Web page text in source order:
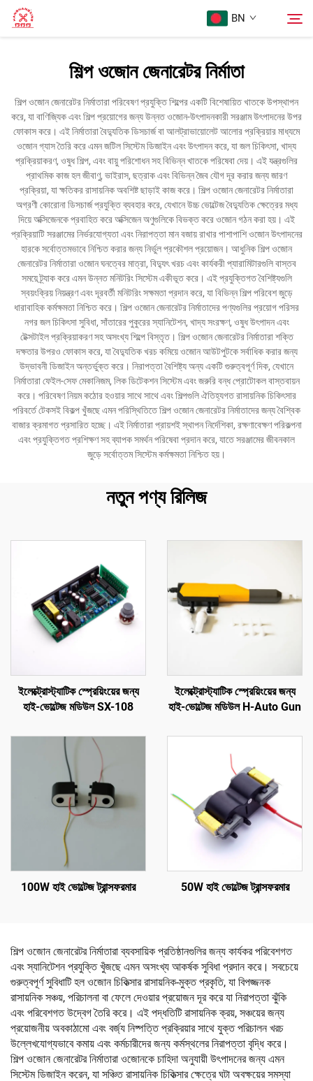
BN
পণ্য
আমাদের সম্পর্কে
মামলা
আমাদের সাথে যোগাযোগ করুন
অনুসন্ধান
শিল্প ওজোন জেনারেটর নির্মাতা
শিল্প ওজোন জেনারেটর নির্মাতারা পরিবেষণ প্রযুক্তি শিল্পের একটি বিশেষায়িত খাতকে উপস্থাপন
করে, যা বাণিজ্যিক এবং শিল্প প্রয়োগের জন্য উন্নত ওজোন-উৎপাদনকারী সরঞ্জাম উৎপাদনের উপর
ফোকাস করে। এই নির্মাতারা বৈদ্যুতিক ডিসচার্জ বা আলট্রাভায়োলেট আলোর প্রক্রিয়ার মাধ্যমে
ওজোন গ্যাস তৈরি করে এমন জটিল সিস্টেম ডিজাইন এবং উৎপাদন করে, যা জল চিকিৎসা, খাদ্য
প্রক্রিয়াকরণ, ওষুধ শিল্প, এবং বায়ু পরিশোধন সহ বিভিন্ন খাতকে পরিষেবা দেয়। এই যন্ত্রগুলির
প্রাথমিক কাজ হল জীবাণু, ভাইরাস, ছত্রাক এবং বিভিন্ন জৈব যৌগ দূর করার জন্য জারণ
প্রক্রিয়া, যা ক্ষতিকর রাসায়নিক অবশিষ্ট ছাড়াই কাজ করে। শিল্প ওজোন জেনারেটর নির্মাতারা
অগ্রণী কোরোনা ডিসচার্জ প্রযুক্তি ব্যবহার করে, যেখানে উচ্চ ভোল্টেজ বৈদ্যুতিক ক্ষেত্রের মধ্য
দিয়ে অক্সিজেনকে প্রবাহিত করে অক্সিজেন অণুগুলিকে বিভক্ত করে ওজোন গঠন করা হয়। এই
প্রক্রিয়াটি সরঞ্জামের নির্ভরযোগ্যতা এবং নিরাপত্তা মান বজায় রাখার পাশাপাশি ওজোন উৎপাদনের
হারকে সর্বোত্তমভাবে নিশ্চিত করার জন্য নির্ভুল প্রকৌশল প্রয়োজন। আধুনিক শিল্প ওজোন
জেনারেটর নির্মাতারা ওজোন ঘনত্বের মাত্রা, বিদ্যুৎ খরচ এবং কার্যকরী প্যারামিটারগুলি বাস্তব
সময়ে ট্র্যাক করে এমন উন্নত মনিটরিং সিস্টেম একীভূত করে। এই প্রযুক্তিগত বৈশিষ্ট্যগুলি
স্বয়ংক্রিয় নিয়ন্ত্রণ এবং দূরবর্তী মনিটরিং সক্ষমতা প্রদান করে, যা বিভিন্ন শিল্প পরিবেশ জুড়ে
ধারাবাহিক কর্মক্ষমতা নিশ্চিত করে। শিল্প ওজোন জেনারেটর নির্মাতাদের পণ্যগুলির প্রয়োগ পরিসর
নগর জল চিকিৎসা সুবিধা, সাঁতারের পুকুরের স্যানিটেশন, খাদ্য সংরক্ষণ, ওষুধ উৎপাদন এবং
টেক্সটাইল প্রক্রিয়াকরণ সহ অসংখ্য শিল্পে বিস্তৃত। শিল্প ওজোন জেনারেটর নির্মাতারা শক্তি
দক্ষতার উপরও ফোকাস করে, যা বৈদ্যুতিক খরচ কমিয়ে ওজোন আউটপুটকে সর্বাধিক করার জন্য
উদ্ভাবনী ডিজাইন অন্তর্ভুক্ত করে। নিরাপত্তা বৈশিষ্ট্য অন্য একটি গুরুত্বপূর্ণ দিক, যেখানে
নির্মাতারা ফেইল-সেফ মেকানিজম, লিক ডিটেকশন সিস্টেম এবং জরুরি বন্ধ প্রোটোকল বাস্তবায়ন
করে। পরিবেষণ নিয়ম কঠোর হওয়ার সাথে সাথে এবং শিল্পগুলি ঐতিহ্যগত রাসায়নিক চিকিৎসার
পরিবর্তে টেকসই বিকল্প খুঁজছে এমন পরিস্থিতিতে শিল্প ওজোন জেনারেটর নির্মাতাদের জন্য বৈশ্বিক
বাজার ক্রমাগত প্রসারিত হচ্ছে। এই নির্মাতারা প্রায়শই স্থাপন নির্দেশিকা, রক্ষণাবেক্ষণ পরিকল্পনা
এবং প্রযুক্তিগত প্রশিক্ষণ সহ ব্যাপক সমর্থন পরিষেবা প্রদান করে, যাতে সরঞ্জামের জীবনকাল
জুড়ে সর্বোত্তম সিস্টেম কর্মক্ষমতা নিশ্চিত হয়।
নতুন পণ্য রিলিজ
ইলেক্ট্রোস্ট্যাটিক স্প্রেয়িংয়ের জন্য
হাই-ভোল্টেজ মডিউল SX-108
ইলেক্ট্রোস্ট্যাটিক স্প্রেয়িংয়ের জন্য
হাই-ভোল্টেজ মডিউল H-Auto Gun
100W হাই ভোল্টেজ ট্রান্সফরমার 50W হাই ভোল্টেজ ট্রান্সফরমার
শিল্প ওজোন জেনারেটর নির্মাতারা ব্যবসায়িক প্রতিষ্ঠানগুলির জন্য কার্যকর পরিবেশগত
এবং স্যানিটেশন প্রযুক্তি খুঁজছে এমন অসংখ্য আকর্ষক সুবিধা প্রদান করে। সবচেয়ে
গুরুত্বপূর্ণ সুবিধাটি হল ওজোন চিকিত্সার রাসায়নিক-মুক্ত প্রকৃতি, যা বিপজ্জনক
রাসায়নিক সঞ্চয়, পরিচালনা বা ফেলে দেওয়ার প্রয়োজন দূর করে যা নিরাপত্তা ঝুঁকি
এবং পরিবেশগত উদ্বেগ তৈরি করে। এই পদ্ধতিটি রাসায়নিক ক্রয়, সঞ্চয়ের জন্য
প্রয়োজনীয় অবকাঠামো এবং বর্জ্য নিষ্পত্তি প্রক্রিয়ার সাথে যুক্ত পরিচালন খরচ
উল্লেখযোগ্যভাবে কমায় এবং কর্মচারীদের জন্য কর্মস্থলের নিরাপত্তা বৃদ্ধি করে।
শিল্প ওজোন জেনারেটর নির্মাতারা ওজোনকে চাহিদা অনুযায়ী উৎপাদনের জন্য এমন
সিস্টেম ডিজাইন করেন, যা সঞ্চিত রাসায়নিক চিকিত্সার ক্ষেত্রে ঘটা অবক্ষয়ের সমস্যা